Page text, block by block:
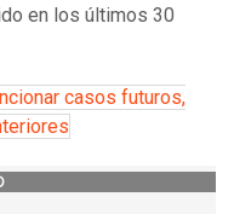
en los últimos 30
casos futuros,